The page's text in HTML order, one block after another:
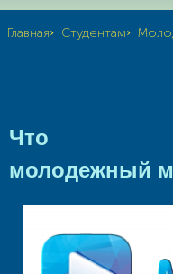
Главная› Студентам›
Что
молодежный